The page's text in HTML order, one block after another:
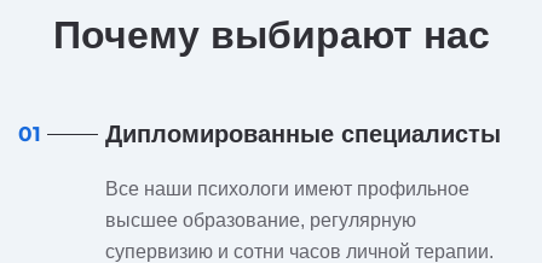
Почему выбирают нас
01 Дипломированные специалисты
Все наши психологи имеют профильное
высшее образование, регулярную
супервизию и сотни часов личной терапии.